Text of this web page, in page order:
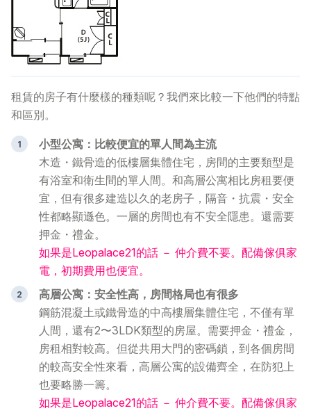
租賃的房子有什麼樣的種類呢？我們來比較一下他們的特點
和區別。
小型公寓：比較便宜的單人間為主流
木造・鐵骨造的低樓層集體住宅，房間的主要類型是
有浴室和衛生間的單人間。和高層公寓相比房租要便
宜，但有很多建造以久的老房子，隔音・抗震・安全
性都略顯遜色。一層的房間也有不安全隱患。還需要
押金・禮金。
如果是Leopalace21的話 － 仲介費不要。配備傢俱家
電，初期費用也便宜。
高層公寓：安全性高，房間格局也有很多
鋼筋混凝土或鐵骨造的中高樓層集體住宅，不僅有單
人間，還有2〜3LDK類型的房屋。需要押金・禮金，
房租相對較高。但從共用大門的密碼鎖，到各個房間
的較高安全性來看，高層公寓的設備齊全，在防犯上
也要略勝一籌。
如果是Leopalace21的話 － 仲介費不要。配備傢俱家